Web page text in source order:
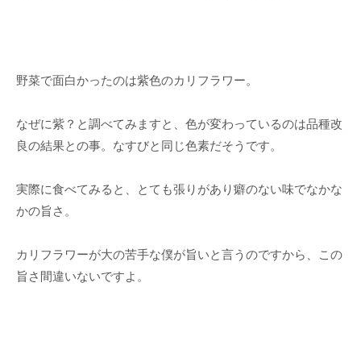
野菜で面白かったのは紫色のカリフラワー。
なぜに紫？と調べてみますと、色が変わっているのは品種改
良の結果との事。なすびと同じ色素だそうです。
実際に食べてみると、とても張りがあり癖のない味でなかな
かの旨さ。
カリフラワーが大の苦手な僕が旨いと言うのですから、この
旨さ間違いないですよ。